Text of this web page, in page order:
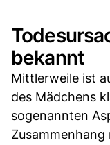
bekannt
Mittlerweile ist
des Mädchens
sogenannten